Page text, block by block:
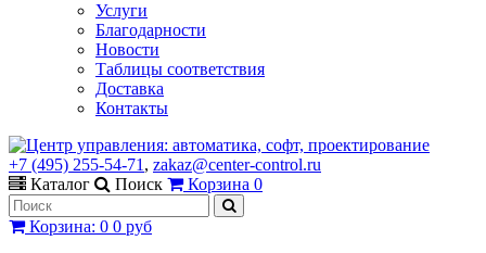
Услуги
Благодарности
Новости
Таблицы соответствия
Доставка
Контакты
+7 (495) 255-54-71 , zakaz@center-control.ru
Каталог
Поиск Корзина 0
Корзина: 0 0 руб